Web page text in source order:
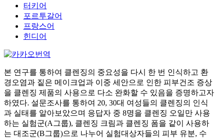
터키어
포르투갈어
프랑스어
힌디어
본 연구를 통하여 클렌징의 중요성을 다시 한 번 인식하고 환
경오염과 짙은 메이크업과 이중 세안으로 인한 피부건조 증상
을 클렌징 제품의 사용으로 다소 완화할 수 있음을 증명하고자
하였다. 설문조사를 통하여 20, 30대 여성들의 클렌징의 인식
과 실태를 알아보았으며 응답자 중 8명을 클렌징 오일만 사용
하는 실험군(A그룹), 클렌징 크림과 클렌징 폼을 같이 사용하
는 대조군(B그룹)으로 나누어 실험대상자들의 피부 유분, 수